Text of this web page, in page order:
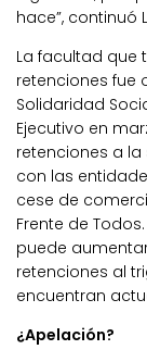
hace”, continuó
La facultad que
retenciones fue
Solidaridad
Ejecutivo en
retenciones a la
con las
cese de
Frente de
puede
retenciones al
encuentran
¿Apelación?